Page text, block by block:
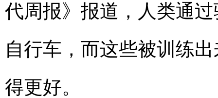
代周报》报道，人类通
自行车，而这些被训练
得更好。